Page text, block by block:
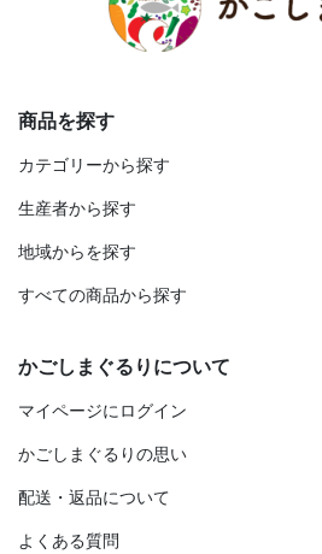
商品を探す
カテゴリーから探す
生産者から探す
地域からを探す
すべての商品から探す
かごしまぐるりについて
マイページにログイン
かごしまぐるりの思い
配送・返品について
よくある質問